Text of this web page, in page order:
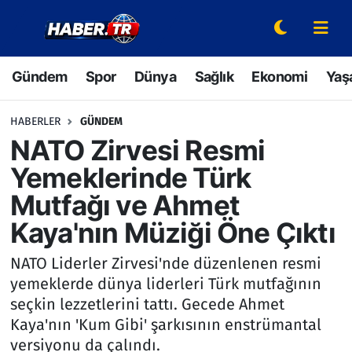
Gündem Spor Dünya Sağlık Ekonomi
HABERLER GÜNDEM
NATO Zirvesi Resmi
Yemeklerinde Türk
Mutfağı ve Ahmet
Kaya'nın Müziği Öne Çıktı
NATO Liderler Zirvesi'nde düzenlenen resmi
yemeklerde dünya liderleri Türk mutfağının
seçkin lezzetlerini tattı. Gecede Ahmet
Kaya'nın 'Kum Gibi' şarkısının enstrümantal
versiyonu da çalındı.
Gündem
Spor
Dünya
Sağlık
Ekonomi
Yaşam
Hava Durumu
Bilim ve Teknoloji
Hava Durumu
Trafik Durumu
Süper Lig Puan Durumu ve Fikstür
Tüm Manşetler
Son Dakika Haberleri
Haber Arşivi